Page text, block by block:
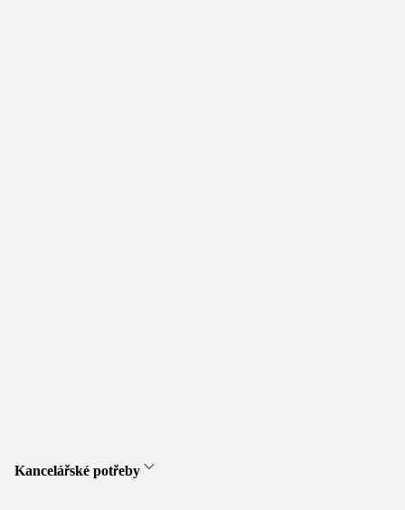
Kancelářské potřeby